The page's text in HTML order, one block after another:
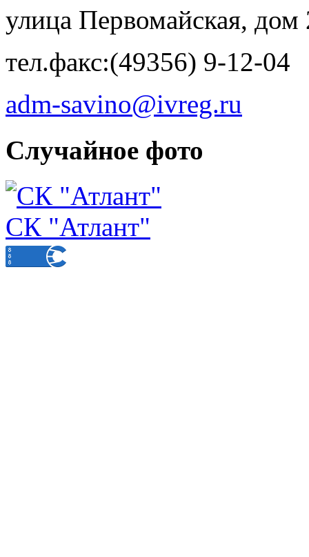
улица Первомайская, дом
тел.факс:(49356) 9-12-04
adm-savino@ivreg.ru
Случайное фото
СК "Атлант"